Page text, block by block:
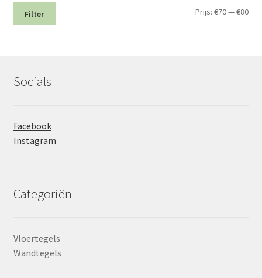
Min.
Filter Prijs:€70—€80
Socials
Facebook
Instagram
Categoriën
Vloertegels
Wandtegels